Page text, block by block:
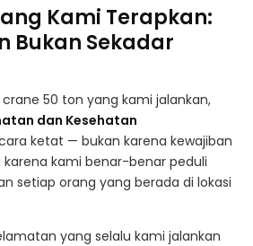
Kami Terapkan:
Bukan Sekadar
50 ton yang kami jalankan,
dan Kesehatan
ketat — bukan karena kewajiban
kami benar-benar peduli
setiap orang yang berada di lokasi
yang selalu kami jalankan